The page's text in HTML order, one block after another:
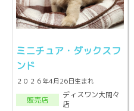
ミニチュア・ダックスフ
ンド
２０２６年4月26日生まれ
販売店
ディスワン大間々
店